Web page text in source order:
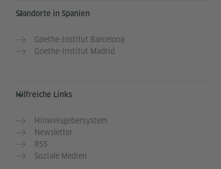
Service- und Informationsbereich
Standorte in Spanien
Goethe-Institut Barcelona
Goethe-Institut Madrid
Hilfreiche Links
Hinweisgebersystem
Newsletter
RSS
Soziale Medien